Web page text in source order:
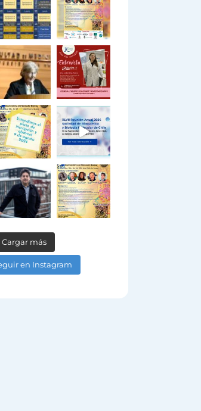
Cargar más
en Instagram